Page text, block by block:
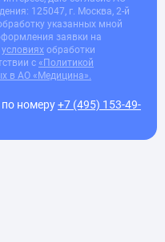
125047, г. Москва, 2-й
указанных мной
заявки на
условиях обработки
с «Политикой
в АО «Медицина».
номеру+7 (495) 153-49-